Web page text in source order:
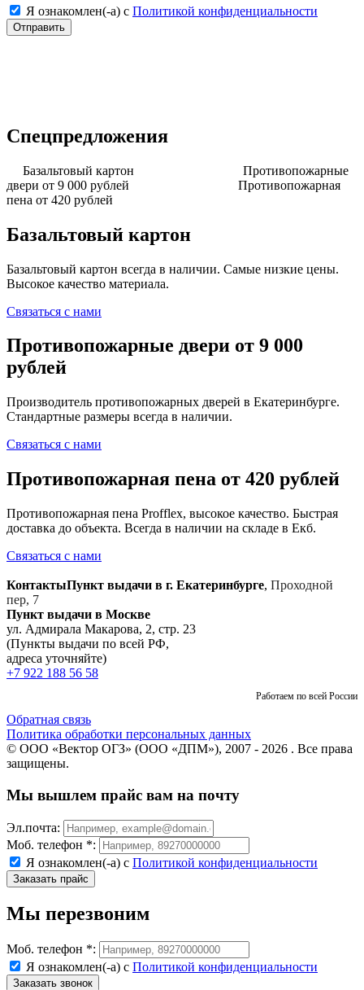
Я ознакомлен(-а) с Политикой конфиденциальности
Спецпредложения
Базальтовый картон
Противопожарные
двери от 9 000 рублей
Противопожарная
пена от 420 рублей
Базальтовый картон
Базальтовый картон всегда в наличии. Самые низкие цены.
Высокое качество материала.
Связаться с нами
Противопожарные двери от 9 000
рублей
Производитель противопожарных дверей в Екатеринбурге.
Стандартные размеры всегда в наличии.
Связаться с нами
Противопожарная пена от 420 рублей
Противопожарная пена Profflex, высокое качество. Быстрая
доставка до объекта. Всегда в наличии на складе в Екб.
Связаться с нами
КонтактыПункт выдачи в г. Екатеринбурге, Проходной
пер, 7
Пункт выдачи в Москве
ул. Адмирала Макарова, 2, стр. 23
(Пункты выдачи по всей РФ,
адреса уточняйте)
+7 922 188 56 58
Работаем по всей России
Обратная связь
Политика обработки персональных данных
© ООО «Вектор ОГЗ» (ООО «ДПМ»), 2007 - 2026 . Все права
защищены.
Мы вышлем прайс вам на почту
Эл.почта:
Моб. телефон *:
Я ознакомлен(-а) с Политикой конфиденциальности
Мы перезвоним
Моб. телефон *:
Я ознакомлен(-а) с Политикой конфиденциальности